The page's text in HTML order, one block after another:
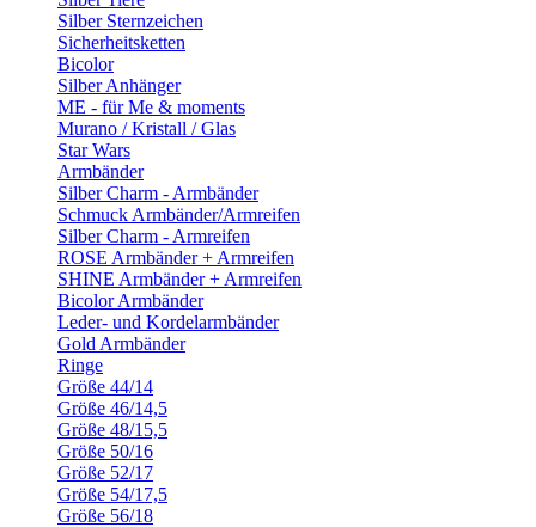
Silber Sternzeichen
Sicherheitsketten
Bicolor
Silber Anhänger
ME - für Me & moments
Murano / Kristall / Glas
Star Wars
Armbänder
Silber Charm - Armbänder
Schmuck Armbänder/Armreifen
Silber Charm - Armreifen
ROSE Armbänder + Armreifen
SHINE Armbänder + Armreifen
Bicolor Armbänder
Leder- und Kordelarmbänder
Gold Armbänder
Ringe
Größe 44/14
Größe 46/14,5
Größe 48/15,5
Größe 50/16
Größe 52/17
Größe 54/17,5
Größe 56/18